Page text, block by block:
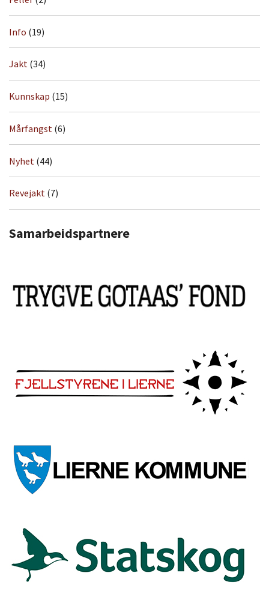
Info (19)
Jakt (34)
Kunnskap (15)
Mårfangst (6)
Nyhet (44)
Revejakt (7)
Samarbeidspartnere